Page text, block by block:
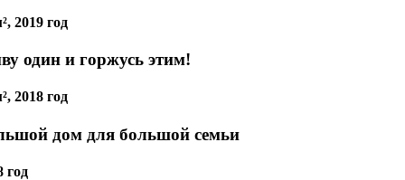
2019 год
один и горжусь этим!
2018 год
дом для большой семьи
год